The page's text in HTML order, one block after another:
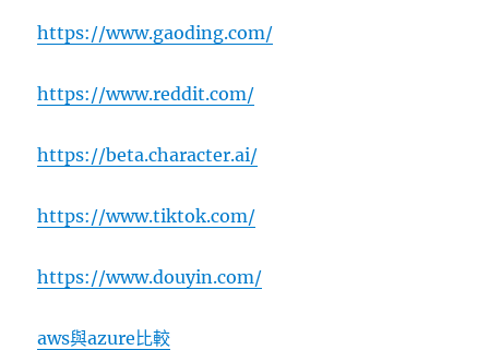
https://www.gaoding.com/
https://www.reddit.com/
https://beta.character.ai/
https://www.tiktok.com/
https://www.douyin.com/
aws與azure比較